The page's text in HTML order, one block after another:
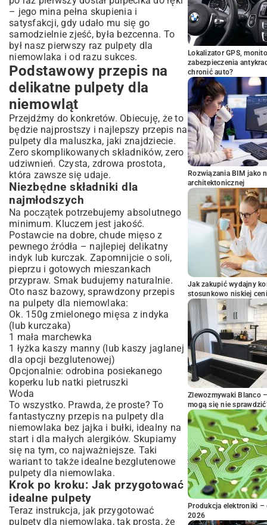
– jego mina pełna skupienia i
satysfakcji, gdy udało mu się go
samodzielnie zjeść, była bezcenna. To
był nasz pierwszy raz pulpety dla
niemowlaka i od razu sukces.
Podstawowy przepis na
delikatne pulpety dla
niemowląt
Przejdźmy do konkretów. Obiecuję, że to
będzie najprostszy i najlepszy przepis na
pulpety dla maluszka, jaki znajdziecie.
Zero skomplikowanych składników, zero
udziwnień. Czysta, zdrowa prostota,
która zawsze się udaje.
Niezbędne składniki dla
najmłodszych
Na początek potrzebujemy absolutnego
minimum. Kluczem jest jakość.
Postawcie na dobre, chude mięso z
pewnego źródła – najlepiej delikatny
indyk lub kurczak. Zapomnijcie o soli,
pieprzu i gotowych mieszankach
przypraw. Smak budujemy naturalnie.
Oto nasz bazowy, sprawdzony przepis
na pulpety dla niemowlaka:
Ok. 150g zmielonego mięsa z indyka
(lub kurczaka)
1 mała marchewka
1 łyżka kaszy manny (lub kaszy jaglanej
dla opcji bezglutenowej)
Opcjonalnie: odrobina posiekanego
koperku lub natki pietruszki
Woda
To wszystko. Prawda, że proste? To
fantastyczny przepis na pulpety dla
niemowlaka bez jajka i bułki, idealny na
start i dla małych alergików. Skupiamy
się na tym, co najważniejsze. Taki
wariant to także idealne bezglutenowe
pulpety dla niemowlaka.
Krok po kroku: Jak przygotować
idealne pulpety
Teraz instrukcja, jak przygotować
pulpety dla niemowlaka, tak prosta, że
Lokalizator GPS,
zabezpieczenia
chronić auto?
Rozwiązania BIM jako
architektonicznej
Jak zakupić wydajny
stosunkowo niskiej
Zlewozmywaki Blanco
mogą się nie
Produkcja elektroniki –
2026